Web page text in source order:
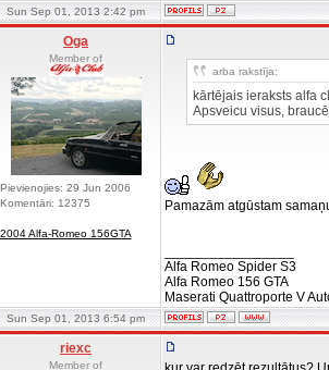
Sun Sep 01, 2013 2:42 pm
Oga
Member of
Pievienojies: 29 Jun 2006
Komentāri: 12375
2004 Alfa-Romeo 156GTA
arba rakstīja:
kārtējais ieraksts alfa
Apsveicu visus,
Pamazām atgūstam
Alfa Romeo Spider S3
Alfa Romeo 156 GTA
Maserati Quattroporte V
Sun Sep 01, 2013 6:54 pm
riexc
Member of